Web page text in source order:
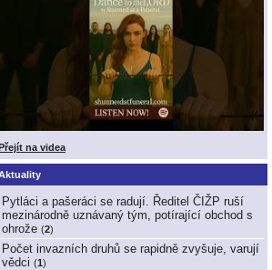
na videa
Pytláci a pašeráci se radují. Ředitel ČIŽP ruší
mezinárodně uznávaný tým, potírající obchod s
ohrože (2)
Počet invazních druhů se rapidně zvyšuje, varují
vědci (1)